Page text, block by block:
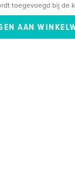
toegevoegd bij de